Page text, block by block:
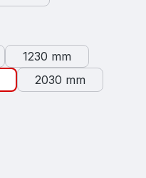
1230 mm
2030 mm